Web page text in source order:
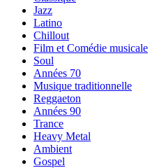
Jazz
Latino
Chillout
Film et Comédie musicale
Soul
Années 70
Musique traditionnelle
Reggaeton
Années 90
Trance
Heavy Metal
Ambient
Gospel